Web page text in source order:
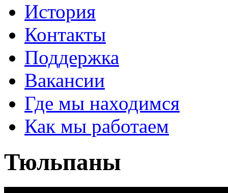
История
Контакты
Поддержка
Вакансии
Где мы находимся
Как мы работаем
Тюльпаны